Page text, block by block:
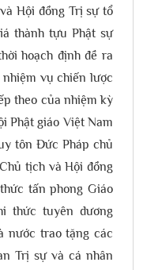
Hội đồng Trị sự tổ
thành tựu Phật sự
hoạch định đề ra
nhiệm vụ chiến lược
theo của nhiệm kỳ
Phật giáo Việt Nam
tôn Đức Pháp chủ
tịch và Hội đồng
tấn phong Giáo
thức tuyên dương
nước trao tặng các
Trị sự và cá nhân